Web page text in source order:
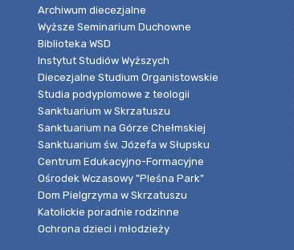
Archiwum diecezjalne
Wyższe Seminarium Duchowne
Biblioteka WSD
Instytut Studiów Wyższych
Diecezjalne Studium Organistowskie
Studia podyplomowe z teologii
Sanktuarium w Skrzatuszu
Sanktuarium na Górze Chełmskiej
Sanktuarium św. Józefa w Słupsku
Centrum Edukacyjno-Formacyjne
Ośrodek Wczasowy "Pleśna Park"
Dom Pielgrzyma w Skrzatuszu
Katolickie poradnie rodzinne
Ochrona dzieci i młodzieży